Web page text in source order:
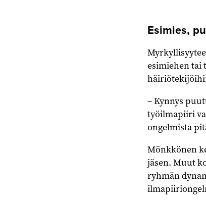
Esimies,
esimiehen tai
– Kynnys
työilmapiiri
ongelmista
Mönkkönen
jäsen. Muut
ryhmän